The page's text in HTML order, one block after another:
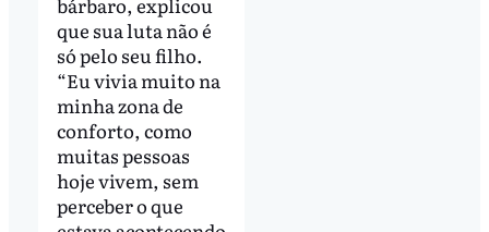
que sua luta não é
só pelo seu filho.
“Eu vivia muito na
minha zona de
conforto, como
muitas pessoas
hoje vivem, sem
perceber o que